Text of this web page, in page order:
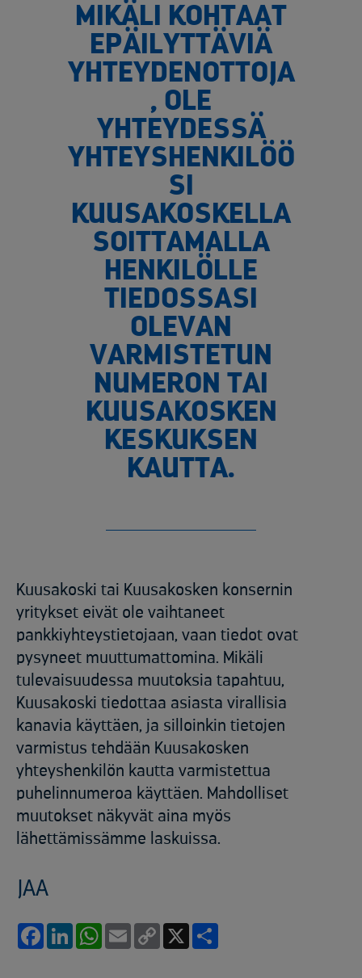
MIKÄLI KOHTAAT
EPÄILYTTÄVIÄ
YHTEYDENOTTOJA
, OLE
YHTEYDESSÄ
YHTEYSHENKILÖÖ
SI
KUUSAKOSKELLA
SOITTAMALLA
HENKILÖLLE
TIEDOSSASI
OLEVAN
VARMISTETUN
NUMERON TAI
KUUSAKOSKEN
KESKUKSEN
KAUTTA.
Kuusakoski tai Kuusakosken konsernin
yritykset eivät ole vaihtaneet
pankkiyhteystietojaan, vaan tiedot ovat
pysyneet muuttumattomina. Mikäli
tulevaisuudessa muutoksia tapahtuu,
Kuusakoski tiedottaa asiasta virallisia
kanavia käyttäen, ja silloinkin tietojen
varmistus tehdään Kuusakosken
yhteyshenkilön kautta varmistettua
puhelinnumeroa käyttäen. Mahdolliset
muutokset näkyvät aina myös
lähettämissämme laskuissa.
JAA
FacebookLinkedInWhatsApp
Email
Copy